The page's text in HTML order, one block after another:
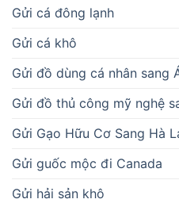
Gửi cá đông lạnh
Gửi cá khô
Gửi đồ dùng cá nhân sang
Gửi đồ thủ công mỹ nghệ
Gửi Gạo Hữu Cơ Sang Hà
Gửi guốc mộc đi Canada
Gửi hải sản khô